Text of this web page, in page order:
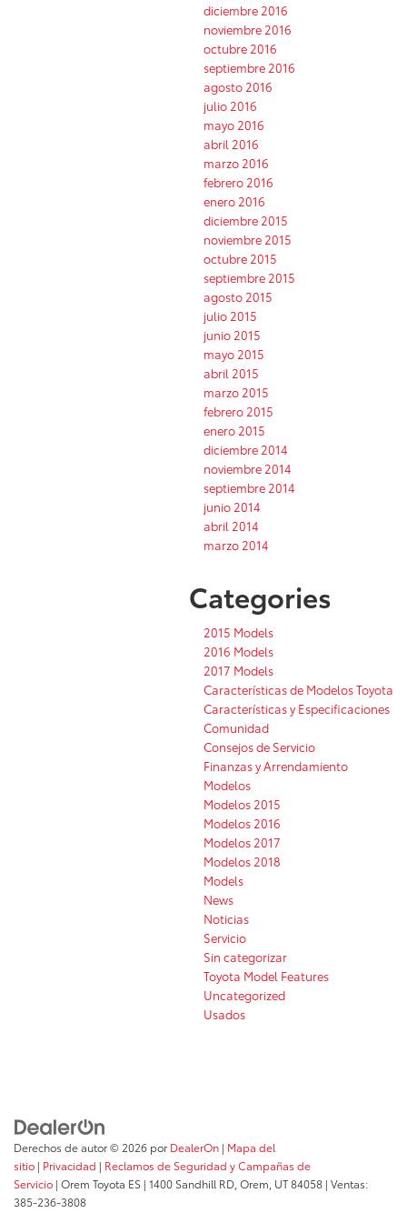
diciembre 2016
noviembre 2016
octubre 2016
septiembre 2016
agosto 2016
julio 2016
mayo 2016
abril 2016
marzo 2016
febrero 2016
enero 2016
diciembre 2015
noviembre 2015
octubre 2015
septiembre 2015
agosto 2015
julio 2015
junio 2015
mayo 2015
abril 2015
marzo 2015
febrero 2015
enero 2015
diciembre 2014
noviembre 2014
septiembre 2014
junio 2014
abril 2014
marzo 2014
Categories
2015 Models
2016 Models
2017 Models
Características de Modelos Toyota
Características y Especificaciones
Comunidad
Consejos de Servicio
Finanzas y Arrendamiento
Modelos
Modelos 2015
Modelos 2016
Modelos 2017
Modelos 2018
Models
News
Noticias
Servicio
Sin categorizar
Toyota Model Features
Uncategorized
Usados
Derechos de autor © 2026 porDealerOn | Mapa del
sitio | Privacidad | Reclamos de Seguridad y Campañas de
Servicio | Orem Toyota ES | 1400 Sandhill RD, Orem, UT84058 | Ventas:
385-236-3808